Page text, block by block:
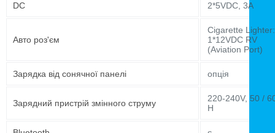
DC 2*5VDC, 3A
Авто роз'єм
Cigarette Lighter:
1*12VDC RV
(Aviation Port)
Зарядка від сонячної панелі опція
Зарядний пристрій змінного струму
220-240V, 50 /
H